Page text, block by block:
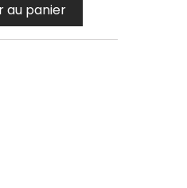
au panier